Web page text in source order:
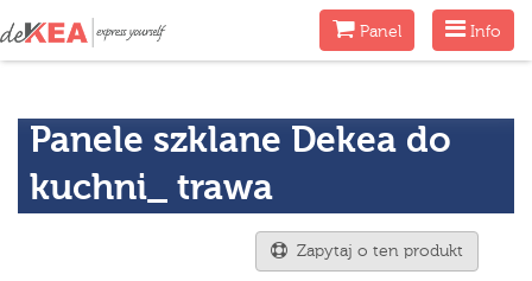
Menu
Info
MenuPanel
Panele szklane Dekea do
kuchni_ trawa
Zapytaj o ten produkt